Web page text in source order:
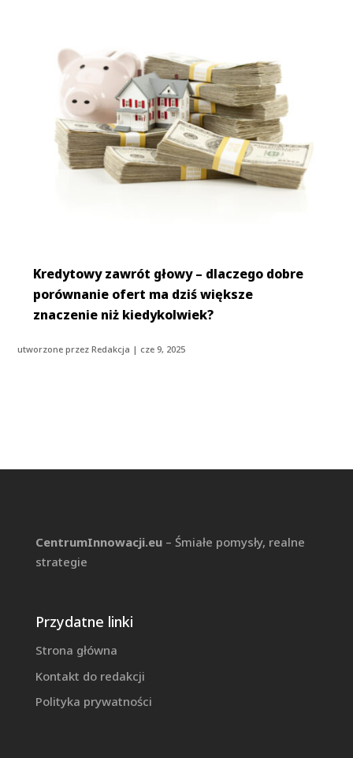
Kredytowy zawrót głowy – dlaczego dobre
porównanie ofert ma dziś większe
znaczenie niż kiedykolwiek?
utworzone przezRedakcja | cze 9, 2025
CentrumInnowacji.eu– Śmiałe pomysły, realne
strategie
Przydatne linki
Strona główna
Kontakt do redakcji
Polityka prywatności